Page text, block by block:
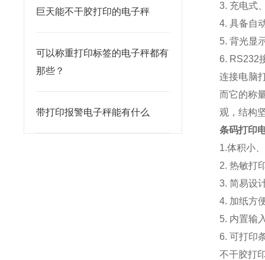
巨天能不干胶打印的电子秤
可以称重打印标签的电子秤都有
那些？
带打印报警电子秤能有什么
3. 充电式
4. 具备自
5. 背光显
6. RS232
连接电脑
而它的称
观，结构
条码打印
1.体积小
2. 热敏打
3. 简易设
4. 加纸方
5. 内置输
6. 可打印
不干胶打